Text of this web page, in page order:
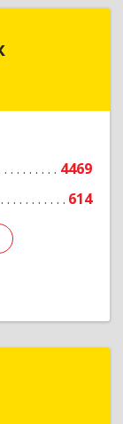
4469
614
г, 20-летия
Советская